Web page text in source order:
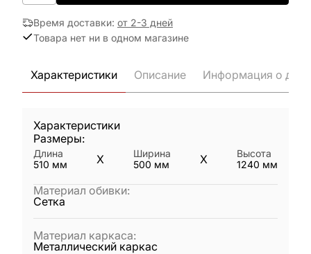
Время доставки: от 2-3 дней
Товара нет ни в одном магазине
Характеристики Описание Информация о
Характеристики
Размеры:
Длина
510 мм X
Ширина
500 мм X
Высота
1240 мм
Материал обивки:
Сетка
Материал каркаса:
Металлический каркас